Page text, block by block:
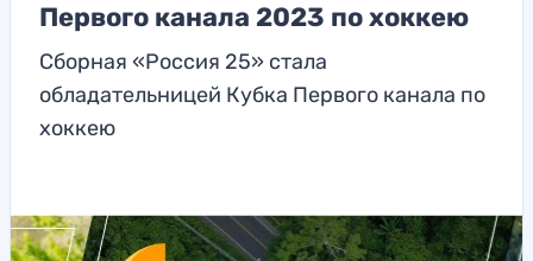
Первого канала 2023 по хоккею
Сборная «Россия 25» стала
обладательницей Кубка Первого канала по
хоккею